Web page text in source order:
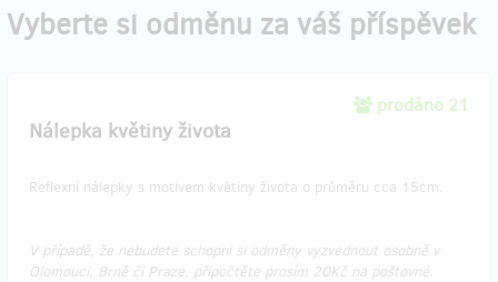
Vyberte si odměnu za váš příspěvek
prodáno 21
Nálepka květiny života
Reflexní nálepky s motivem květiny života o průměru cca 15cm.
V případě, že nebudete schopni si odměny vyzvednout osobně v
Olomouci, Brně či Praze, připočtěte prosím 20Kč na poštovné.